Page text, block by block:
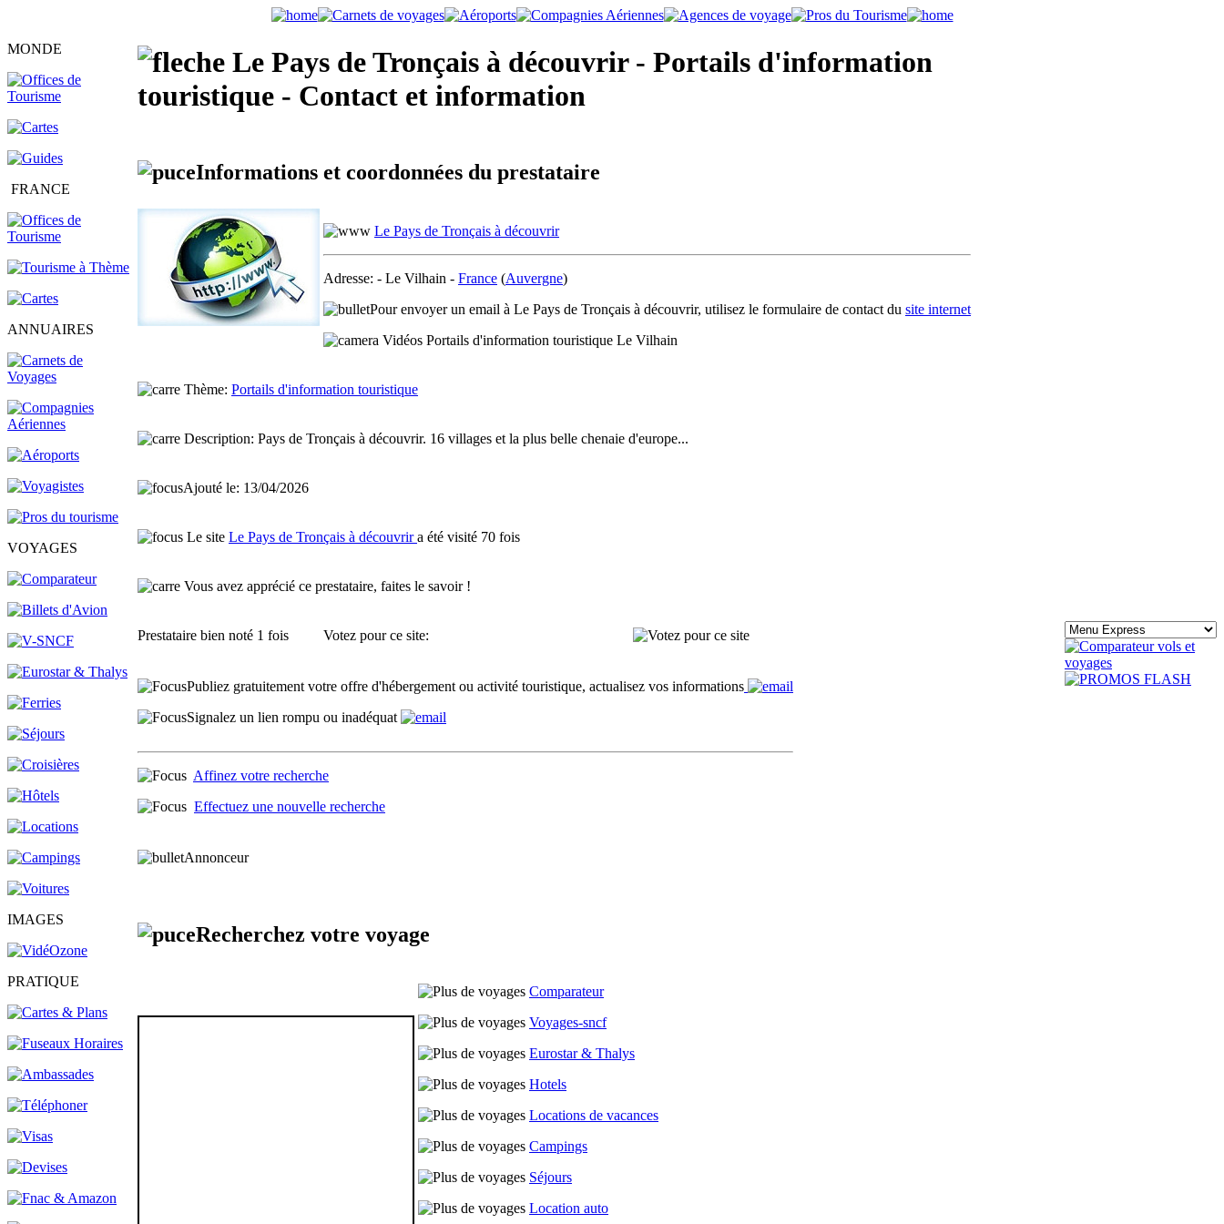
MONDE
FRANCE
ANNUAIRES
VOYAGES
IMAGES
PRATIQUE
Le Pays de Tronçais à découvrir - Portails d'information
touristique - Contact et information
Informations et coordonnées du prestataire
Le Pays de Tronçais à découvrir
Adresse: - Le Vilhain - France (Auvergne)
Pour envoyer un email à Le Pays de Tronçais à découvrir, utilisez le formulaire de contact du site internet
Vidéos Portails d'information touristique Le Vilhain
Thème: Portails d'information touristique
Description: Pays de Tronçais à découvrir. 16 villages et la plus belle chenaie d'europe...
Ajouté le: 13/04/2026
Le site Le Pays de Tronçais à découvrira été visité 70 fois
Vous avez apprécié ce prestataire, faites le savoir !
Prestataire bien noté 1 fois Votez pour ce site:
Publiez gratuitement votre offre d'hébergement ou activité touristique, actualisez vos informations
Signalez un lien rompu ou inadéquat
Affinez votre recherche
Effectuez une nouvelle recherche
Annonceur
Recherchez votre voyage
Comparateur
Voyages-sncf
Eurostar & Thalys
Hotels
Locations de vacances
Campings
Séjours
Location auto